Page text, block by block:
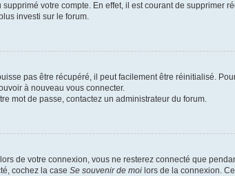
supprimé votre compte. En effet, il est courant de
investi sur le forum.
pas être récupéré, il peut facilement être réinitialisé.
à nouveau vous connecter.
mot de passe, contactez un administrateur du forum.
lors de votre connexion, vous ne resterez connecté que
cochez la case Se souvenir de moi lors de la connexion.